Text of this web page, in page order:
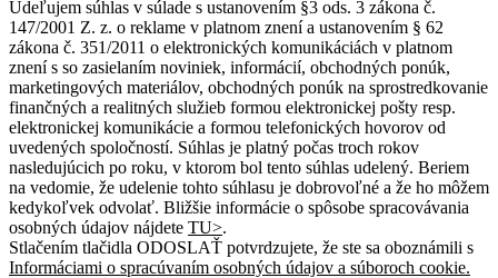
Udeľujem súhlas v súlade s ustanovením §3 ods. 3 zákona č.
147/2001 Z. z. o reklame v platnom znení a ustanovením § 62
zákona č. 351/2011 o elektronických komunikáciách v platnom
znení s so zasielaním noviniek, informácií, obchodných ponúk,
marketingových materiálov, obchodných ponúk na sprostredkovanie
finančných a realitných služieb formou elektronickej pošty resp.
elektronickej komunikácie a formou telefonických hovorov od
uvedených spoločností. Súhlas je platný počas troch rokov
nasledujúcich po roku, v ktorom bol tento súhlas udelený. Beriem
na vedomie, že udelenie tohto súhlasu je dobrovoľné a že ho môžem
kedykoľvek odvolať. Bližšie informácie o spôsobe spracovávania
osobných údajov nájdete TU>.
Stlačením tlačidla ODOSLAŤ potvrdzujete, že ste sa oboznámili s
Informáciami o spracúvaním osobných údajov a súboroch cookie.